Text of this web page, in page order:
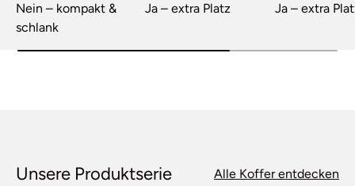
Nein – kompakt &
schlank
Ja – extra Platz Ja – extra
Unsere Produktserie Alle Koffer entdecken